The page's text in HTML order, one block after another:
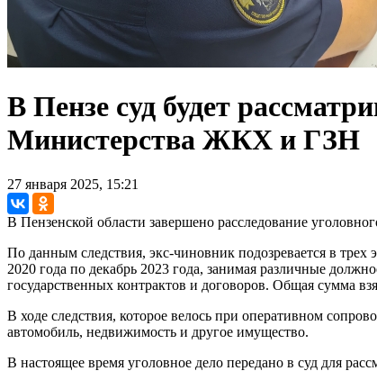
В Пензе суд будет
Министерства ЖКХ и ГЗН
27 января 2025, 15:21
В Пензенской области завершено расследование
По данным следствия, экс-чиновник подозревается в
2020 года по декабрь 2023 года, занимая различные
государственных контрактов и договоров. Общая сумма
В ходе следствия, которое велось при оперативном
автомобиль, недвижимость и другое имущество.
В настоящее время уголовное дело передано в суд для